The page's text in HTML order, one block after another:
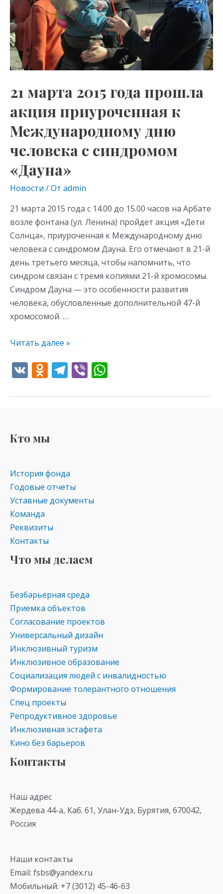
21 марта 2015 года прошла
акция приуроченная к
Международному дню
человека с синдромом
«Дауна»
Новости / От admin
21 марта 2015 года с 14.00 до 15.00 часов на Арбате
возле фонтана (ул. Ленина) пройдет акция «Дети
Солнца», приуроченная к Международному дню
человека с синдромом Дауна. Его отмечают в 21-й
день третьего месяца, чтобы напомнить, что
синдром связан с тремя копиями 21-й хромосомы.
Синдром Дауна — это особенности развития
человека, обусловленные дополнительной 47-й
хромосомой. …
приуроченная
к
Международному
дню
человека
с
«Дауна»
Читать далее »
V O
n
kl
as
s
ni
ki
T
e
Vi
er at
Кто мы
История фонда
Годовые отчеты
Уставные документы
Команда
Реквизиты
Контакты
Что мы делаем
Безбарьерная среда
Приемка объектов
Согласование проектов
Универсальный дизайн
Инклюзивный туризм
Инклюзивное образование
Социализация людей с инвалидностью
Формирование толерантного отношения
Спец проекты
Репродуктивное здоровье
Инклюзивная эстафета
Кино без барьеров
Контакты
Наш адрес
Жердева 44-а, Каб. 61, Улан-Удэ, Бурятия, 670042,
Россия
Наши контакты
Email: fsbs@yandex.ru
Мобильный: +7 (3012) 45-46-63